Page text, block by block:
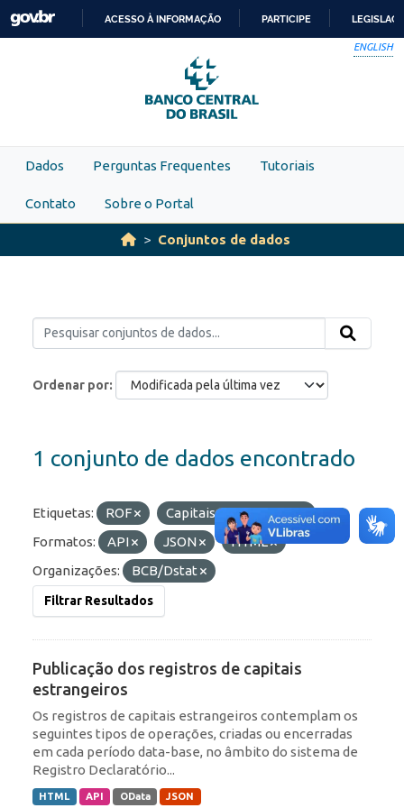
Skip to main content
PARA
O
CONTEÚDO
ACESSO À INFORMAÇÃO PARTICIPE
ENGLISH
Dados Perguntas Frequentes Tutoriais
Contato Sobre o Portal
Conjuntos de dados
Ordenar por
1 conjunto de dados encontrado
Etiquetas: ROF
Capitais Estrangeiros
Formatos:
API JSON
HTML
Organizações:
BCB/Dstat
Filtrar Resultados
Publicação dos registros de capitais
estrangeiros
Os registros de capitais estrangeiros contemplam os
seguintes tipos de operações, criadas ou encerradas
em cada período data-base, no âmbito do sistema de
Registro Declaratório...
HTML API OData JSON